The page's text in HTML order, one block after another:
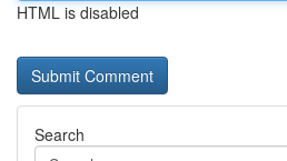
HTML is disabled
Search